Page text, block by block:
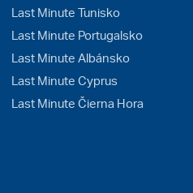
Last Minute Tunisko
Last Minute Portugalsko
Last Minute Albánsko
Last Minute Cyprus
Last Minute Čierna Hora